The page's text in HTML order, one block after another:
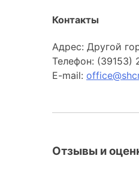
Контакты
Адрес: Другой
Телефон: (39153)
E-mail:
Отзывы и